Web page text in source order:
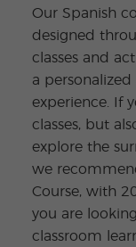
Our Spanish
designed
classes and
a
experience. If
classes, but
explore the
we
Course, with
you are
classroom